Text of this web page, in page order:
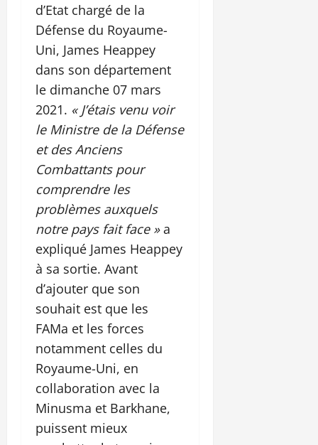
d’Etat chargé de la
Défense du Royaume-
Uni, James Heappey
dans son département
le dimanche 07 mars
2021. « J’étais venu voir
le Ministre de la Défense
et des Anciens
Combattants pour
comprendre les
problèmes auxquels
notre pays fait face »a
expliqué James Heappey
à sa sortie. Avant
d’ajouter que son
souhait est que les
FAMa et les forces
notamment celles du
Royaume-Uni, en
collaboration avec la
Minusma et Barkhane,
puissent mieux